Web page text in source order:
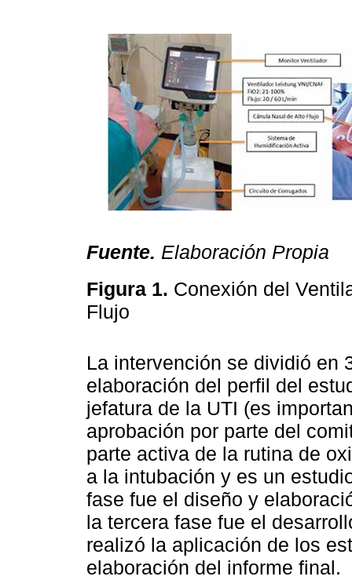
Fuente. Elaboración Propia
Figura 1. Conexión del
Flujo
La intervención se dividió en
elaboración del perfil del
jefatura de la UTI (es
aprobación por parte del
parte activa de la rutina de
a la intubación y es un
fase fue el diseño y
la tercera fase fue el
realizó la aplicación de los
elaboración del informe final.